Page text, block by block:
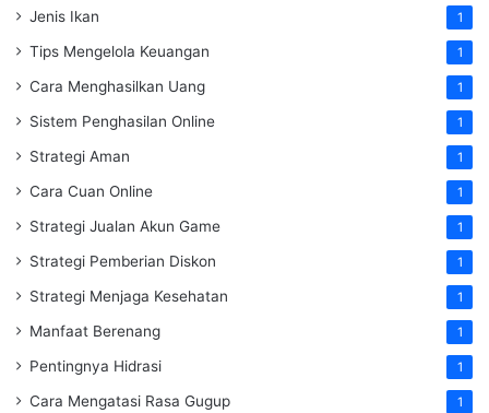
Jenis Ikan 1
Tips Mengelola Keuangan 1
Cara Menghasilkan Uang 1
Sistem Penghasilan Online 1
Strategi Aman 1
Cara Cuan Online 1
Strategi Jualan Akun Game 1
Strategi Pemberian Diskon 1
Strategi Menjaga Kesehatan 1
Manfaat Berenang 1
Pentingnya Hidrasi 1
Cara Mengatasi Rasa Gugup 1